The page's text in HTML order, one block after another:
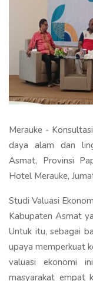
Merauke -
daya alam dan
Asmat, Provinsi
Hotel Merauke,
Studi Valuasi
Kabupaten Asmat
Untuk itu, sebagai
upaya memperkuat
valuasi ekonomi
masyarakat empat